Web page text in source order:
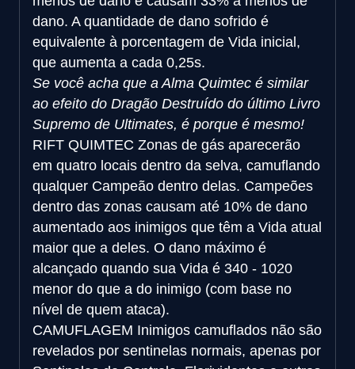
dano. A quantidade de dano sofrido é
equivalente à porcentagem de Vida inicial,
que aumenta a cada 0,25s.
Se você acha que a Alma Quimtec é similar
ao efeito do Dragão Destruído do último Livro
Supremo de Ultimates, é porque é mesmo!
RIFT QUIMTEC Zonas de gás aparecerão
em quatro locais dentro da selva, camuflando
qualquer Campeão dentro delas. Campeões
dentro das zonas causam até 10% de dano
aumentado aos inimigos que têm a Vida atual
maior que a deles. O dano máximo é
alcançado quando sua Vida é 340 - 1020
menor do que a do inimigo (com base no
nível de quem ataca).
CAMUFLAGEM Inimigos camuflados não são
revelados por sentinelas normais, apenas por